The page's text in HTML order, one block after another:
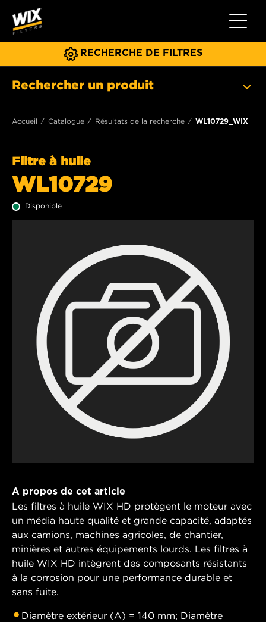
Toggle
RECHERCHE DE FILTRES
Rechercher un produit
Accueil Catalogue Résultats de la recherche WL10729_WIX
Filtre à huile
WL10729
Disponible
A propos de cet article
Les filtres à huile WIX HD protègent le moteur avec
un média haute qualité et grande capacité, adaptés
aux camions, machines agricoles, de chantier,
minières et autres équipements lourds. Les filtres à
huile WIX HD intègrent des composants résistants
à la corrosion pour une performance durable et
sans fuite.
Diamètre extérieur (A) = 140 mm; Diamètre